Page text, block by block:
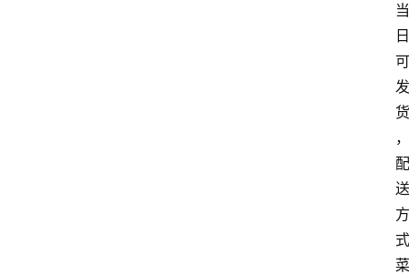
当
日
可
发
货
，
配
送
方
式
菜